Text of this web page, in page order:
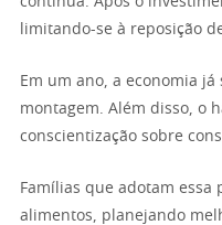
limitando-se à reposição
Em um ano, a economia
montagem. Além disso, o
conscientização sobre
Famílias que adotam essa
alimentos, planejando